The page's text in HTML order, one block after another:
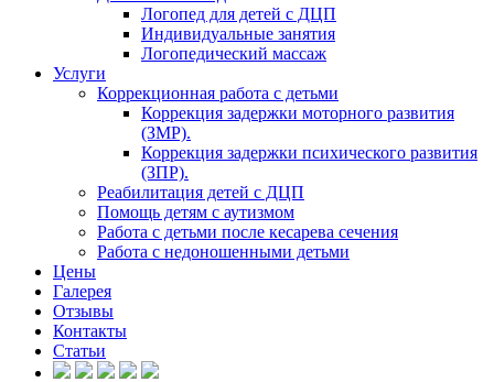
Логопед для детей с ДЦП
Индивидуальные занятия
Логопедический массаж
Услуги
Коррекционная работа с детьми
Коррекция задержки моторного развития
(ЗМР).
Коррекция задержки психического развития
(ЗПР).
Реабилитация детей с ДЦП
Помощь детям с аутизмом
Работа с детьми после кесарева сечения
Работа с недоношенными детьми
Цены
Галерея
Отзывы
Контакты
Статьи